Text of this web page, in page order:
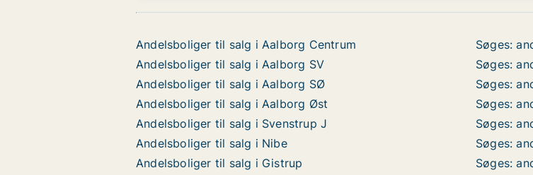
Andelsboliger til salg i Aalborg Centrum
Andelsboliger til salg i Aalborg SV
Andelsboliger til salg i Aalborg SØ
Andelsboliger til salg i Aalborg Øst
Andelsboliger til salg i Svenstrup J
Andelsboliger til salg i Nibe
Andelsboliger til salg i Gistrup
Søges:
Søges:
Søges:
Søges:
Søges:
Søges:
Søges: